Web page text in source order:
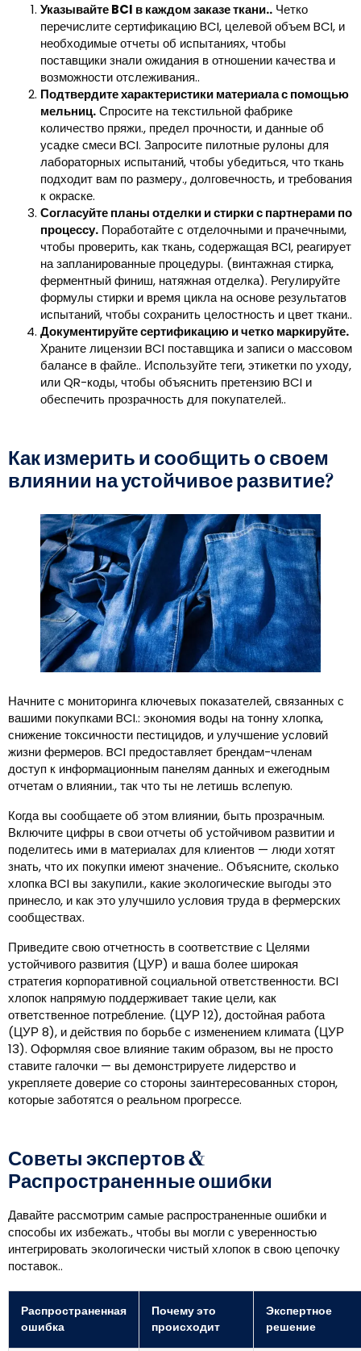
Указывайте BCI в каждом заказе ткани.. Четко
перечислите сертификацию BCI, целевой объем BCI, и
необходимые отчеты об испытаниях, чтобы
поставщики знали ожидания в отношении качества и
возможности отслеживания..
Подтвердите характеристики материала с помощью
мельниц.Спросите на текстильной фабрике
количество пряжи., предел прочности, и данные об
усадке смеси BCI. Запросите пилотные рулоны для
лабораторных испытаний, чтобы убедиться, что ткань
подходит вам по размеру., долговечность, и требования
к окраске.
Согласуйте планы отделки и стирки с партнерами по
процессу. Поработайте с отделочными и прачечными,
чтобы проверить, как ткань, содержащая BCI, реагирует
на запланированные процедуры. (винтажная стирка,
ферментный финиш, натяжная отделка). Регулируйте
формулы стирки и время цикла на основе результатов
испытаний, чтобы сохранить целостность и цвет ткани..
Документируйте сертификацию и четко маркируйте.
Храните лицензии BCI поставщика и записи о массовом
балансе в файле.. Используйте теги, этикетки по уходу,
или QR-коды, чтобы объяснить претензию BCI и
обеспечить прозрачность для покупателей..
Как измерить и сообщить о своем
влиянии на устойчивое развитие?
Начните с мониторинга ключевых показателей, связанных с
вашими покупками BCI.: экономия воды на тонну хлопка,
снижение токсичности пестицидов, и улучшение условий
жизни фермеров. BCI предоставляет брендам-членам
доступ к информационным панелям данных и ежегодным
отчетам о влиянии., так что ты не летишь вслепую.
Когда вы сообщаете об этом влиянии, быть прозрачным.
Включите цифры в свои отчеты об устойчивом развитии и
поделитесь ими в материалах для клиентов — люди хотят
знать, что их покупки имеют значение.. Объясните, сколько
хлопка BCI вы закупили., какие экологические выгоды это
принесло, и как это улучшило условия труда в фермерских
сообществах.
Приведите свою отчетность в соответствие с Целями
устойчивого развития (ЦУР) и ваша более широкая
стратегия корпоративной социальной ответственности. BCI
хлопок напрямую поддерживает такие цели, как
ответственное потребление. (ЦУР 12), достойная работа
(ЦУР 8), и действия по борьбе с изменением климата (ЦУР
13). Оформляя свое влияние таким образом, вы не просто
ставите галочки — вы демонстрируете лидерство и
укрепляете доверие со стороны заинтересованных сторон,
которые заботятся о реальном прогрессе.
Советы экспертов &
Распространенные ошибки
Давайте рассмотрим самые распространенные ошибки и
способы их избежать., чтобы вы могли с уверенностью
интегрировать экологически чистый хлопок в свою цепочку
поставок..
Распространенная
ошибка
Почему это
происходит
Экспертное
решение